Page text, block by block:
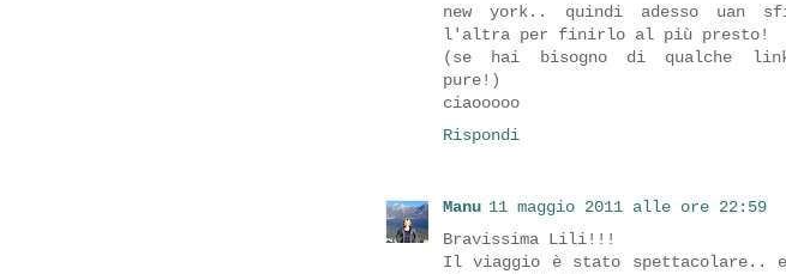
new york.. quindi adesso uan
l'altra per finirlo al più presto!
(se hai bisogno di qualche
pure!)
ciaooooo
Rispondi
Manu 11 maggio 2011 alle ore 22:59
Bravissima Lili!!!
Il viaggio è stato spettacolare..